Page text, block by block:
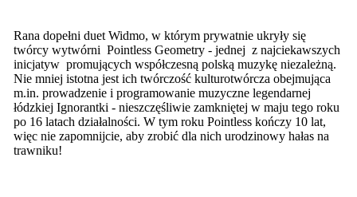
Rana dopełni duet Widmo, w którym prywatnie ukryły się
twórcy wytwórni Pointless Geometry - jednej z najciekawszych
inicjatyw promujących współczesną polską muzykę niezależną.
Nie mniej istotna jest ich twórczość kulturotwórcza obejmująca
m.in. prowadzenie i programowanie muzyczne legendarnej
łódzkiej Ignorantki - nieszczęśliwie zamkniętej w maju tego roku
po 16 latach działalności. W tym roku Pointless kończy 10 lat,
więc nie zapomnijcie, aby zrobić dla nich urodzinowy hałas na
trawniku!